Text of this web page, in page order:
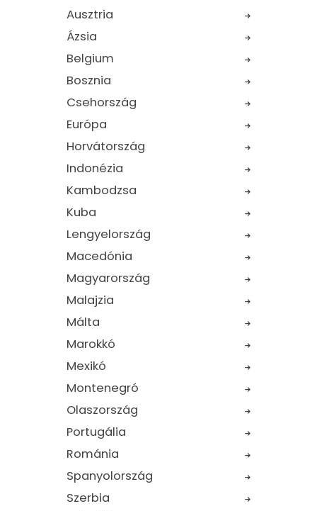
Ausztria
Ázsia
Belgium
Bosznia
Csehország
Európa
Horvátország
Indonézia
Kambodzsa
Kuba
Lengyelország
Macedónia
Magyarország
Malajzia
Málta
Marokkó
Mexikó
Montenegró
Olaszország
Portugália
Románia
Spanyolország
Szerbia